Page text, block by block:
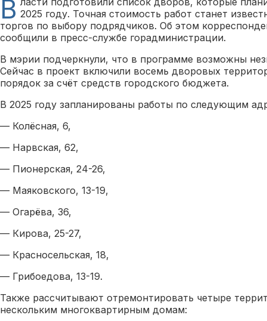
В 2025 году. Точная стоимость работ станет
торгов по выбору подрядчиков. Об этом
сообщили в пресс-службе горадминистрации.
В мэрии подчеркнули, что в программе возможны
Сейчас в проект включили восемь дворовых
порядок за счёт средств городского бюджета.
В 2025 году запланированы работы по следующим
— Колёсная, 6,
— Нарвская, 62,
— Пионерская, 24-26,
— Маяковского, 13-19,
— Огарёва, 36,
— Кирова, 25-27,
— Красносельская, 18,
— Грибоедова, 13-19.
Также рассчитывают отремонтировать четыре
нескольким многоквартирным домам: